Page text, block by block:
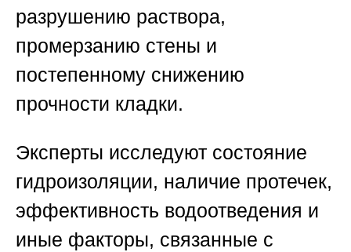
разрушению раствора,
промерзанию стены и
постепенному снижению
прочности кладки.
Эксперты исследуют состояние
гидроизоляции, наличие протечек,
эффективность водоотведения и
иные факторы, связанные с